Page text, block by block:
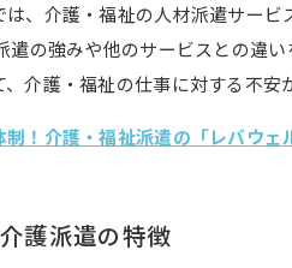
、介護・福祉の人材派遣サー
遣の強みや他のサービスとの違
、介護・福祉の仕事に対する不
！介護・福祉派遣の「レバウ
護派遣の特徴